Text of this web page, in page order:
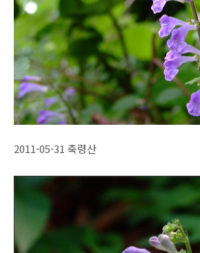
2011-05-31 축령산